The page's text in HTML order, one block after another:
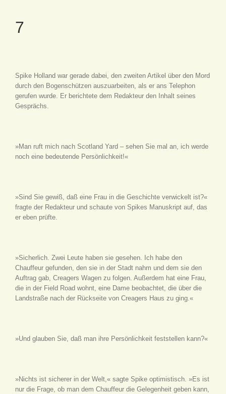
7
Spike Holland war gerade dabei, den zweiten Artikel über den Mord
durch den Bogenschützen auszuarbeiten, als er ans Telephon
gerufen wurde. Er berichtete dem Redakteur den Inhalt seines
Gesprächs.
»Man ruft mich nach Scotland Yard – sehen Sie mal an, ich werde
noch eine bedeutende Persönlichkeit!«
»Sind Sie gewiß, daß eine Frau in die Geschichte verwickelt ist?«
fragte der Redakteur und schaute von Spikes Manuskript auf, das
er eben prüfte.
»Sicherlich. Zwei Leute haben sie gesehen. Ich habe den
Chauffeur gefunden, den sie in der Stadt nahm und dem sie den
Auftrag gab, Creagers Wagen zu folgen. Außerdem hat eine Frau,
die in der Field Road wohnt, eine Dame beobachtet, die über die
Landstraße nach der Rückseite von Creagers Haus zu ging.«
»Und glauben Sie, daß man ihre Persönlichkeit feststellen kann?«
»Nichts ist sicherer in der Welt,« sagte Spike optimistisch. »Es ist
nur die Frage, ob man dem Chauffeur die Gelegenheit geben kann,